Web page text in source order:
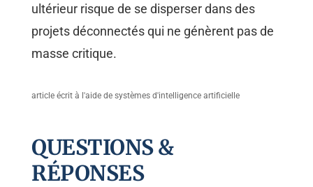
ultérieur risque de se disperser dans des
projets déconnectés qui ne génèrent pas de
masse critique.
article écrit à l'aide de systèmes d'intelligence artificielle
QUESTIONS &
RÉPONSES